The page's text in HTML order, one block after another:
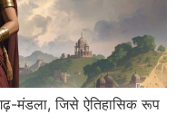
मंडला, जिसे ऐतिहासिक रूप